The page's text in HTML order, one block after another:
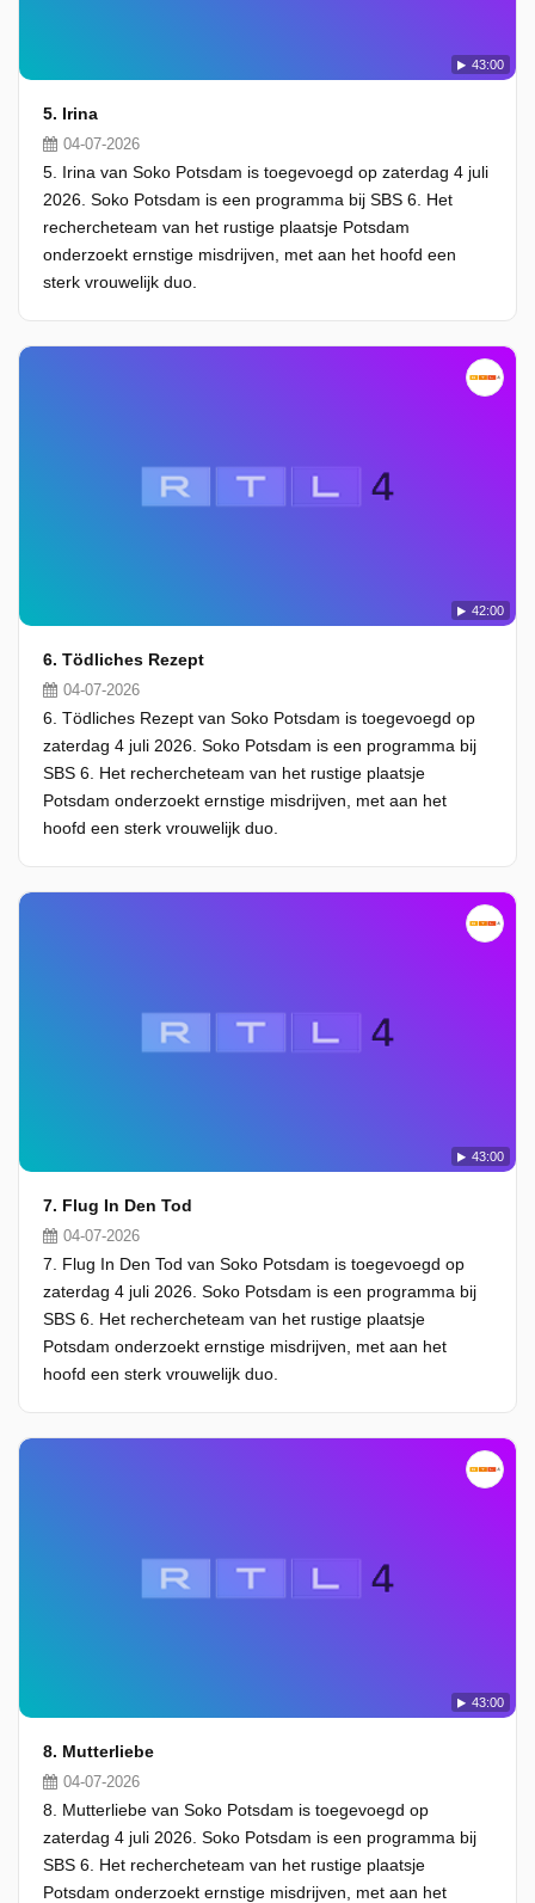
43:00
5. Irina
04-07-2026
5. Irina van Soko Potsdam is toegevoegd op zaterdag 4 juli
2026. Soko Potsdam is een programma bij SBS 6. Het
rechercheteam van het rustige plaatsje Potsdam
onderzoekt ernstige misdrijven, met aan het hoofd een
sterk vrouwelijk duo.
42:00
6. Tödliches Rezept
04-07-2026
6. Tödliches Rezept van Soko Potsdam is toegevoegd op
zaterdag 4 juli 2026. Soko Potsdam is een programma bij
SBS 6. Het rechercheteam van het rustige plaatsje
Potsdam onderzoekt ernstige misdrijven, met aan het
hoofd een sterk vrouwelijk duo.
43:00
7. Flug In Den Tod
04-07-2026
7. Flug In Den Tod van Soko Potsdam is toegevoegd op
zaterdag 4 juli 2026. Soko Potsdam is een programma bij
SBS 6. Het rechercheteam van het rustige plaatsje
Potsdam onderzoekt ernstige misdrijven, met aan het
hoofd een sterk vrouwelijk duo.
43:00
8. Mutterliebe
04-07-2026
8. Mutterliebe van Soko Potsdam is toegevoegd op
zaterdag 4 juli 2026. Soko Potsdam is een programma bij
SBS 6. Het rechercheteam van het rustige plaatsje
Potsdam onderzoekt ernstige misdrijven, met aan het